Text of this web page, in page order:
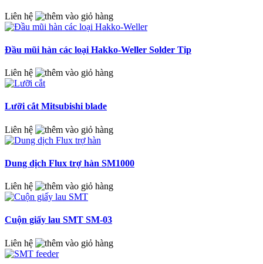
Liên hệ
Đầu mũi hàn các loại Hakko-Weller Solder Tip
Liên hệ
Lưỡi cắt Mitsubishi blade
Liên hệ
Dung dịch Flux trợ hàn SM1000
Liên hệ
Cuộn giấy lau SMT SM-03
Liên hệ